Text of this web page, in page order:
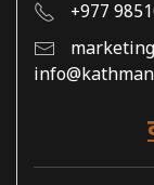
+977